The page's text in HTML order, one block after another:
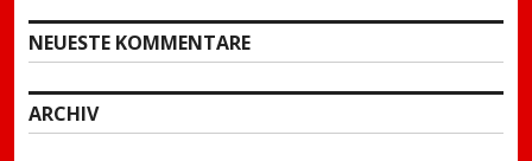
NEUESTE KOMMENTARE
ARCHIV